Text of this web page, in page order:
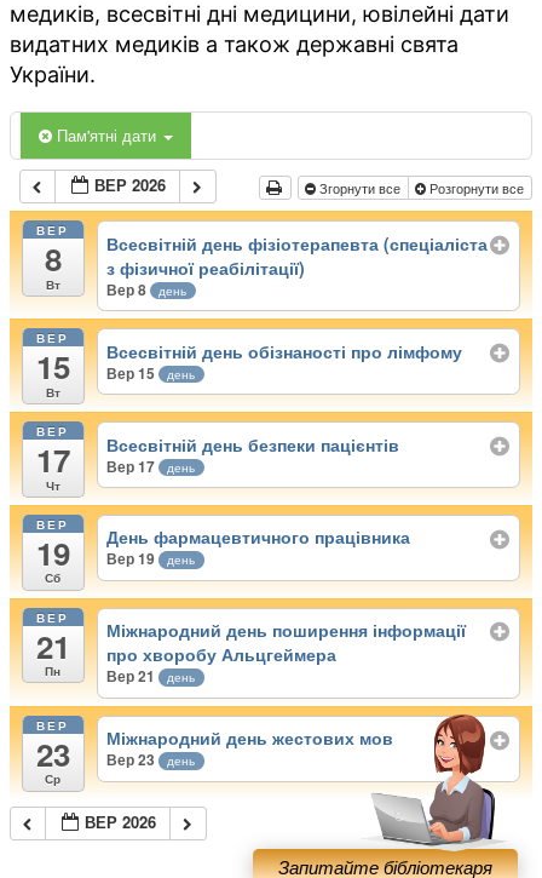
медиків, всесвітні дні медицини, ювілейні дати
видатних медиків а також державні свята
України.
Пам'ятні дати
ВЕР 2026 Згорнути все Розгорнути все
ВЕР
8
Вт
Всесвітній день фізіотерапевта (спеціаліста
з фізичної реабілітації)
Вер 8 день
ВЕР
15
Вт
Всесвітній день обізнаності про лімфому
Вер 15 день
ВЕР
17
Чт
Всесвітній день безпеки пацієнтів
Вер 17 день
ВЕР
19
Сб
День фармацевтичного працівника
Вер 19 день
ВЕР
21
Пн
Міжнародний день поширення інформації
про хворобу Альцгеймера
Вер 21 день
ВЕР
23
Ср
Міжнародний день жестових мов
Вер 23 день
ВЕР 2026